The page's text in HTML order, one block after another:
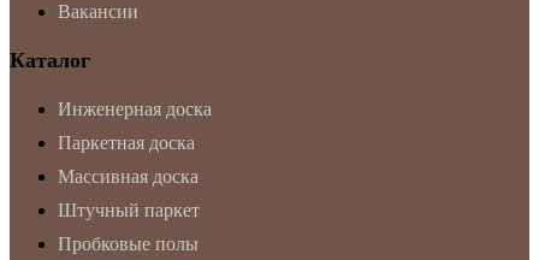
Вакансии
Каталог
Инженерная доска
Паркетная доска
Массивная доска
Штучный паркет
Пробковые полы